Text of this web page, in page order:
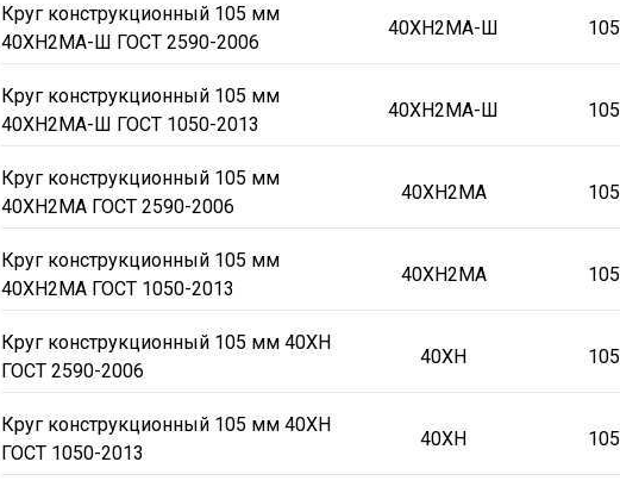
Круг конструкционный 105 мм
40ХН2МА-Ш ГОСТ 2590-2006
40ХН2МА-Ш 105
Круг конструкционный 105 мм
40ХН2МА-Ш ГОСТ 1050-2013
40ХН2МА-Ш 105
Круг конструкционный 105 мм
40ХН2МА ГОСТ 2590-2006
40ХН2МА 105
Круг конструкционный 105 мм
40ХН2МА ГОСТ 1050-2013
40ХН2МА 105
Круг конструкционный 105 мм 40ХН
ГОСТ 2590-2006
40ХН 105
Круг конструкционный 105 мм 40ХН
ГОСТ 1050-2013
40ХН 105